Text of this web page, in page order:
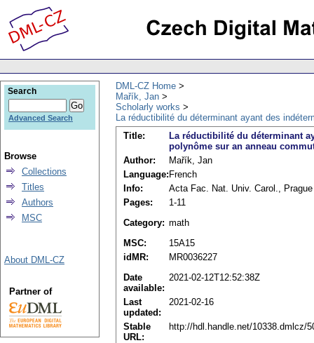
DML-CZ Home
Mařík, Jan
Scholarly works
La réductibilité du déterminant ayant des
Title:
La réductibilité du déterminant
polynôme sur an anneau
Author:
Mařík, Jan
Language:French
Info:
Acta Fac. Nat. Univ. Carol.,
Pages:
1-11
Category: math
MSC:
15A15
idMR:
MR0036227
Date
available:
2021-02-12T12:52:38Z
Last
updated:
2021-02-16
Stable
URL:
http://hdl.handle.net/10338.dmlcz/
Search
Advanced Search
Browse
Collections
Titles
Authors
MSC
About DML-CZ
Partner of